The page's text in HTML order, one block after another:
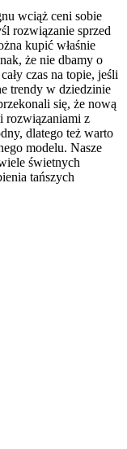
wciąż ceni sobie
rozwiązanie sprzed
kupić właśnie
że nie dbamy o
czas na topie, jeśli
trendy w dziedzinie
się, że nową
rozwiązaniami z
dlatego też warto
modelu. Nasze
świetnych
tańszych